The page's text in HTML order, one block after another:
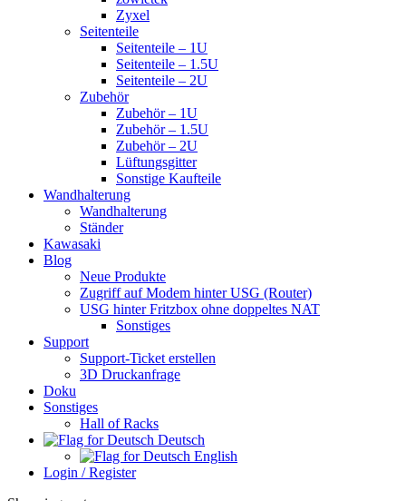
Zyxel
Seitenteile
Seitenteile – 1U
Seitenteile – 1.5U
Seitenteile – 2U
Zubehör
Zubehör – 1U
Zubehör – 1.5U
Zubehör – 2U
Lüftungsgitter
Sonstige Kaufteile
Wandhalterung
Wandhalterung
Ständer
Kawasaki
Blog
Neue Produkte
Zugriff auf Modem hinter USG (Router)
USG hinter Fritzbox ohne doppeltes NAT
Sonstiges
Support
Support-Ticket erstellen
3D Druckanfrage
Doku
Sonstiges
Hall of Racks
Deutsch
English
Login / Register